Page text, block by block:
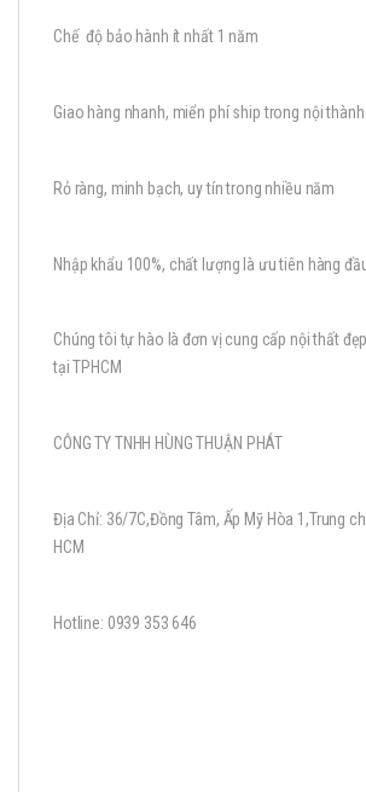
Chế độ bảo hành ít nhất 1 năm
Giao hàng nhanh, miển phí ship trong nội thành
Rỏ ràng, minh bạch, uy tín trong nhiều năm
Nhập khẩu 100%, chất lượng là ưu tiên hàng
Chúng tôi tự hào là đơn vị cung cấp nội thất
tại TPHCM
CÔNG TY TNHH HÙNG THUẬN PHÁT
Địa Chỉ: 36/7C,Đồng Tâm, Ấp Mỹ Hòa 1,Trung
HCM
Hotline: 0939 353 646